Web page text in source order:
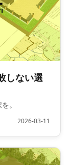
しない選
。
2026-03-11